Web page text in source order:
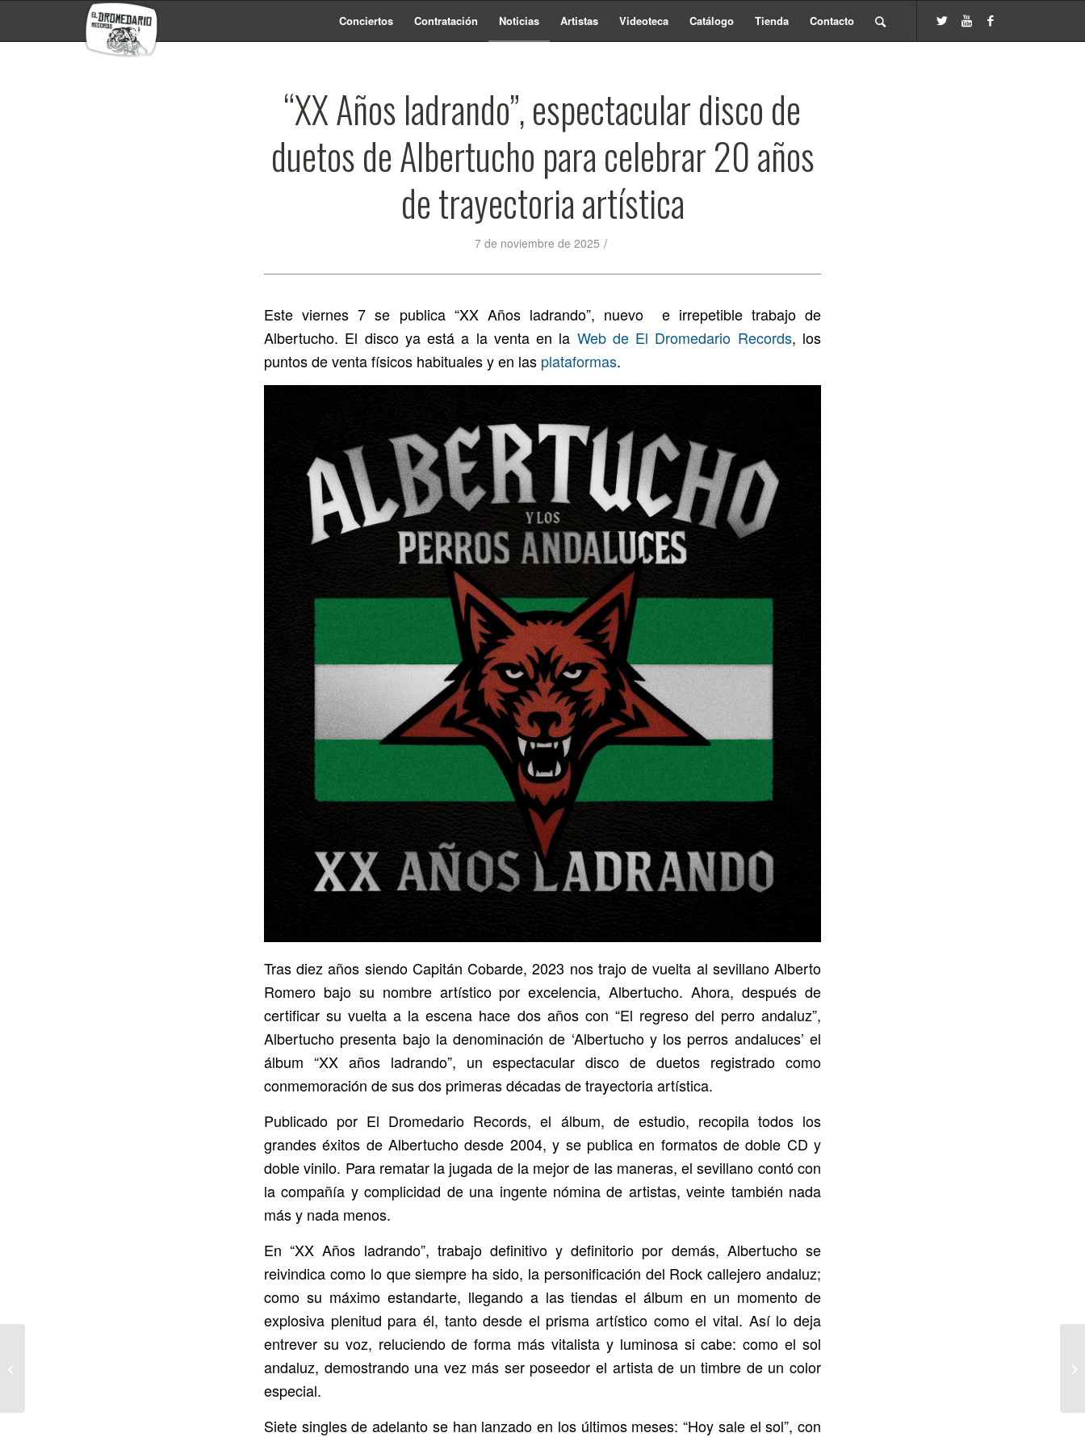
Conciertos Contratación Noticias Artistas Videoteca Catálogo Tienda Contacto
“XX Años ladrando”, espectacular disco de
duetos de Albertucho para celebrar 20 años
de trayectoria artística
7 de noviembre de 2025 /
Este viernes 7 se publica “XX Años ladrando”, nuevo e irrepetible trabajo de
Albertucho. El disco ya está a la venta en la Web de El Dromedario Records, los
puntos de venta físicos habituales y en las plataformas.
Tras diez años siendo Capitán Cobarde, 2023 nos trajo de vuelta al sevillano Alberto
Romero bajo su nombre artístico por excelencia, Albertucho. Ahora, después de
certificar su vuelta a la escena hace dos años con “El regreso del perro andaluz”,
Albertucho presenta bajo la denominación de ‘Albertucho y los perros andaluces’ el
álbum “XX años ladrando”, un espectacular disco de duetos registrado como
conmemoración de sus dos primeras décadas de trayectoria artística.
Publicado por El Dromedario Records, el álbum, de estudio, recopila todos los
grandes éxitos de Albertucho desde 2004, y se publica en formatos de doble CD y
doble vinilo. Para rematar la jugada de la mejor de las maneras, el sevillano contó con
la compañía y complicidad de una ingente nómina de artistas, veinte también nada
más y nada menos.
En “XX Años ladrando”, trabajo definitivo y definitorio por demás, Albertucho se
reivindica como lo que siempre ha sido, la personificación del Rock callejero andaluz;
como su máximo estandarte, llegando a las tiendas el álbum en un momento de
explosiva plenitud para él, tanto desde el prisma artístico como el vital. Así lo deja
entrever su voz, reluciendo de forma más vitalista y luminosa si cabe: como el sol
andaluz, demostrando una vez más ser poseedor el artista de un timbre de un color
especial.
Siete singles de adelanto se han lanzado en los últimos meses: “Hoy sale el sol”, con